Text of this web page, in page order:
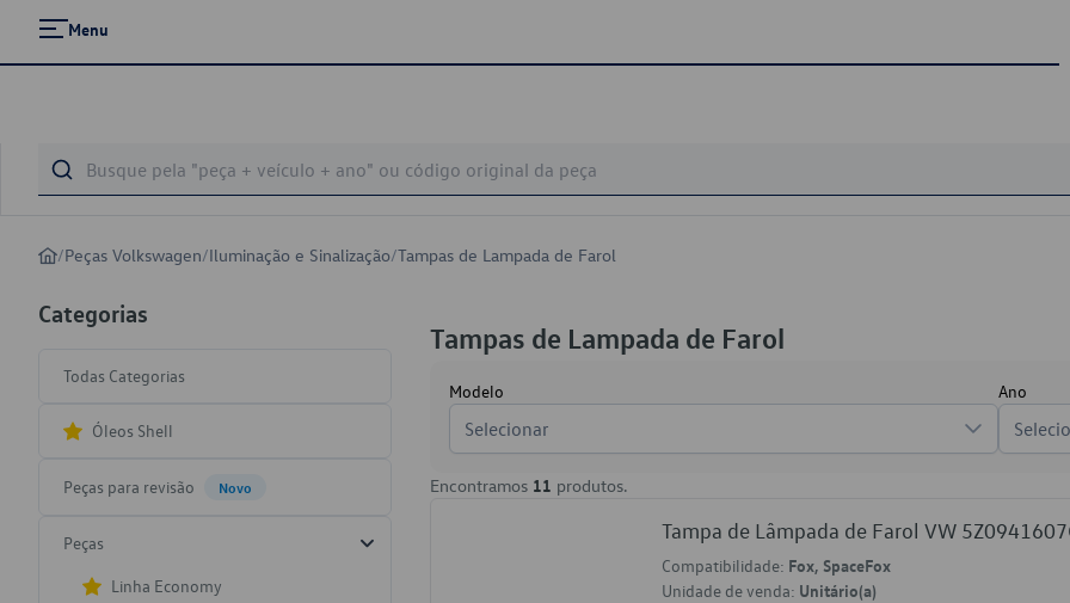
Menu
/Peças Volkswagen/Iluminação e Sinalização/Tampas de Lampada de Farol
Categorias
Todas Categorias
Óleos Shell
Peças para revisão Novo
Peças
Linha Economy
Tampas de Lampada de Farol
Modelo
Selecionar
Ano
Encontramos 11 produtos.
Tampa de Lâmpada de Farol VW
Compatibilidade: Fox, SpaceFox
Unidade de venda: Unitário(a)